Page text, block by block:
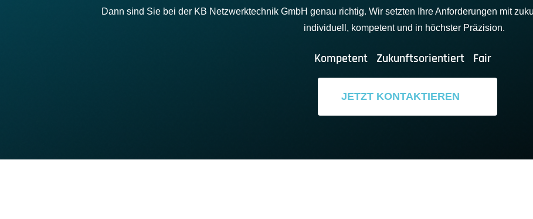
Dann sind Sie bei der KB Netzwerktechnik GmbH genau richtig. Wir setzten Ihre Anforderungen mit
individuell, kompetent und in höchster Präzision.
Kompetent Zukunftsorientiert Fair
JETZT KONTAKTIEREN